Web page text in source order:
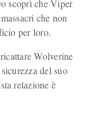
scoprì che Viper
che non
per loro.
Wolverine
del suo
relazione è